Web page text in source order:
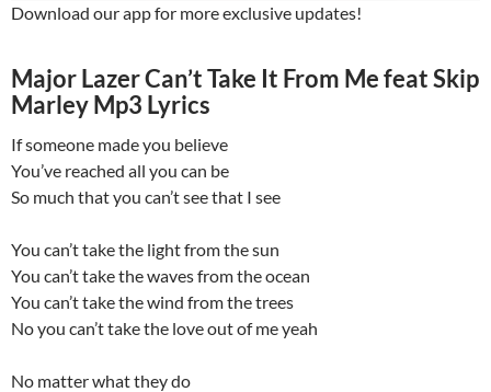
Download our app for more exclusive updates!
Major Lazer Can’t Take It From Me feat Skip
Marley Mp3 Lyrics
If someone made you believe
You’ve reached all you can be
So much that you can’t see that I see
You can’t take the light from the sun
You can’t take the waves from the ocean
You can’t take the wind from the trees
No you can’t take the love out of me yeah
No matter what they do